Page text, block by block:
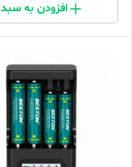
افزودن به سبد